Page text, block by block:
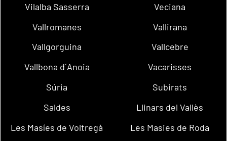
Vilalba Sasserra
Veciana
Vallromanes
Vallirana
Vallgorguina
Vallcebre
Vallbona d´Anoia
Vacarisses
Súria
Subirats
Saldes
Llinars del Vallès
Les Masíes de Voltregà
Les Masies de Roda